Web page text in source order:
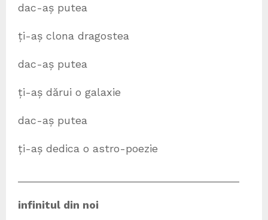
dac-aș putea
ți-aș clona dragostea
dac-aș putea
ți-aș dărui o galaxie
dac-aș putea
ți-aș dedica o astro-poezie
infinitul din noi